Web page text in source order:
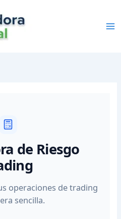
de Riesgo
operaciones de trading
sencilla.